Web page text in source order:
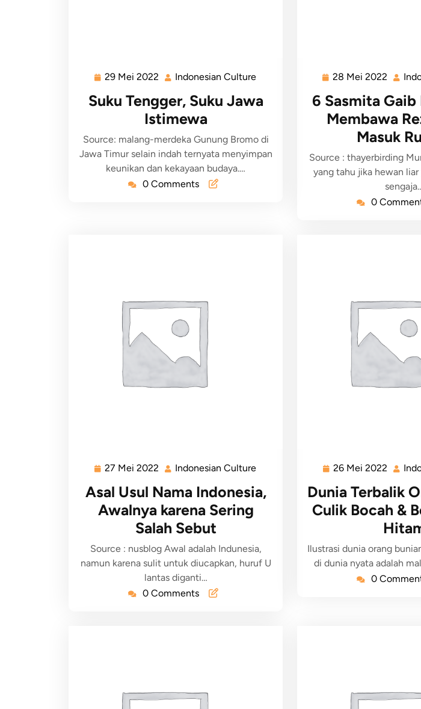
29 Mei 2022 Indonesian Culture
Suku Tengger, Suku Jawa
Istimewa
Source: malang-merdeka Gunung Bromo di
Jawa Timur selain indah ternyata menyimpan
keunikan dan kekayaan budaya.…
0 Comments
28 Mei 2022
6 Sasmita Gaib
Membawa
Masuk
Source : thayerbirding
yang tahu jika hewan
0
27 Mei 2022 Indonesian Culture
Asal Usul Nama Indonesia,
Awalnya karena Sering
Salah Sebut
Source : nusblog Awal adalah Indunesia,
namun karena sulit untuk diucapkan, huruf U
lantas diganti…
0 Comments
26 Mei 2022
Dunia Terbalik
Culik Bocah &
Ilustrasi dunia orang
di dunia nyata adalah
0